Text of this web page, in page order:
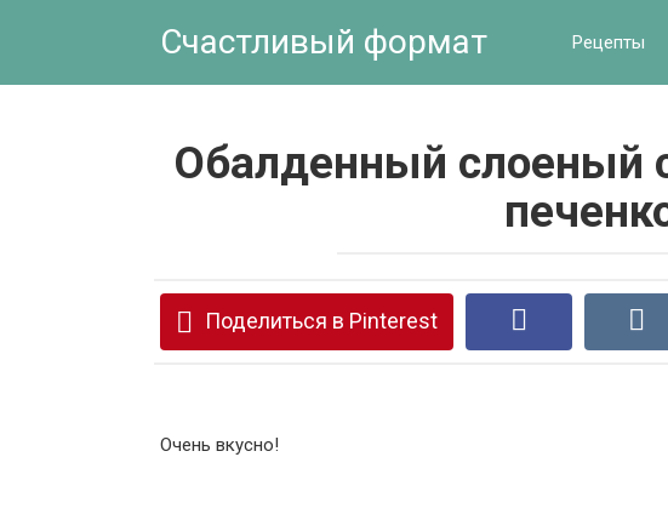
Счастливый формат Рецепты
Обалденный слоеный
Поделиться в Pinterest
Очень вкусно!